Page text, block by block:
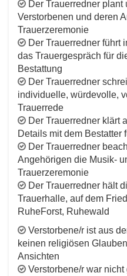
Der Trauerredner
Verstorbenen und deren
Trauerzeremonie
Der Trauerredner führt
das Trauergespräch für
Bestattung
Der Trauerredner
individuelle, würdevolle,
Trauerrede
Der Trauerredner klärt
Details mit dem Bestatter
Der Trauerredner
Angehörigen die Musik-
Trauerzeremonie
Der Trauerredner hält
Trauerhalle, auf dem
RuheForst, Ruhewald
Verstorbene/r ist aus
keinen religiösen
Ansichten
Verstorbene/r war